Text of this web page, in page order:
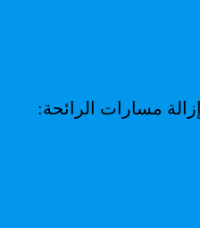
مسارات الرائحة: